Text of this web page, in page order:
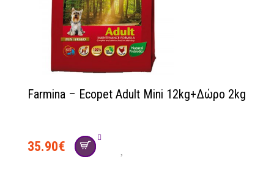
Farmina – Ecopet Adult Mini 12kg+Δώρο 2kg
35.90€